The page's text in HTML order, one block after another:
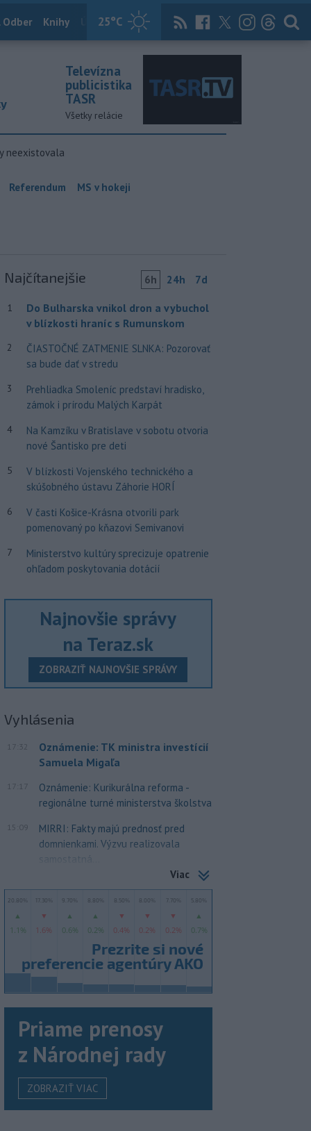
25°C
Odber Knihy Útulkovo Magazín News Now Archív
Televízna
publicistika
TASR
Všetky relácie
neexistovala
Referendum MS v hokeji
Najčítanejšie 6h 24h 7d
1
Do Bulharska vnikol dron a vybuchol
v blízkosti hraníc s Rumunskom
2
ČIASTOČNÉ ZATMENIE SLNKA: Pozorovať
sa bude dať v stredu
3
Prehliadka Smoleníc predstaví hradisko,
zámok i prírodu Malých Karpát
4
Na Kamzíku v Bratislave v sobotu otvoria
nové Šantisko pre deti
5
V blízkosti Vojenského technického a
skúšobného ústavu Záhorie HORÍ
6
V časti Košice-Krásna otvorili park
pomenovaný po kňazovi Semivanovi
7
Ministerstvo kultúry sprecizuje opatrenie
ohľadom poskytovania dotácií
Najnovšie správy
na Teraz.sk
ZOBRAZIŤ NAJNOVŠIE SPRÁVY
Vyhlásenia
17:32
Oznámenie: TK ministra investícií
Samuela Migaľa
17:17
Oznámenie: Kurikurálna reforma -
regionálne turné ministerstva školstva
15:09
MIRRI: Fakty majú prednosť pred
domnienkami. Výzvu realizovala
samostatná...
Viac
Priame prenosy
z Národnej rady
ZOBRAZIŤ VIAC